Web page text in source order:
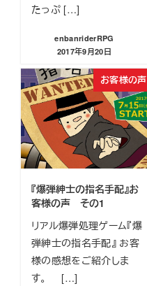
たっぷ […]
enbanriderRPG
投稿日
2017年9月20日
お客様の声
『爆弾紳士の指名手配』お
客様の声 その1
リアル爆弾処理ゲーム『爆
弾紳士の指名手配』 お客
様の感想をご紹介しま
す。 […]